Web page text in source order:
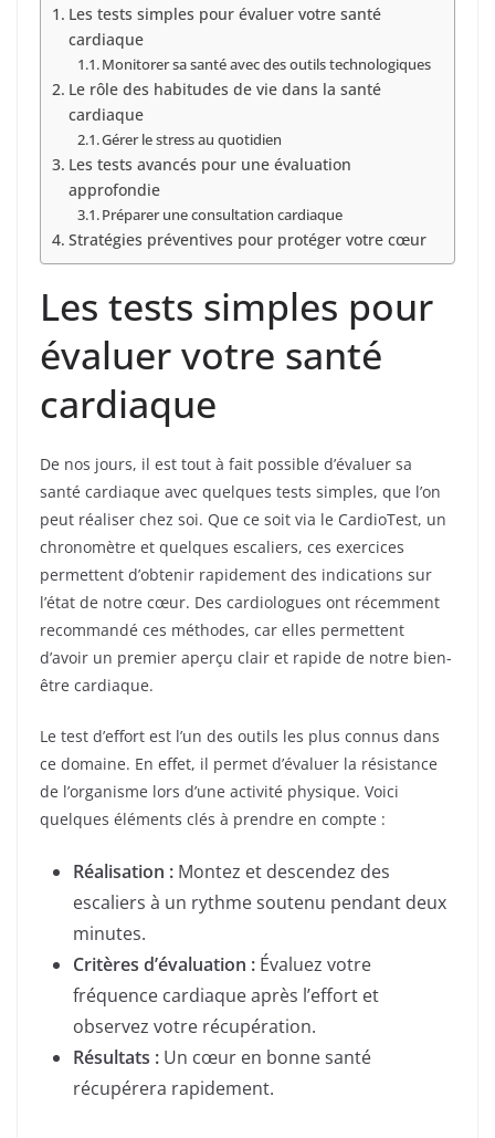
Les tests simples pour évaluer votre santé
cardiaque
Monitorer sa santé avec des outils technologiques
Le rôle des habitudes de vie dans la santé
cardiaque
Gérer le stress au quotidien
Les tests avancés pour une évaluation
approfondie
Préparer une consultation cardiaque
Stratégies préventives pour protéger votre cœur
Les tests simples pour
évaluer votre santé
cardiaque
De nos jours, il est tout à fait possible d’évaluer sa
santé cardiaque avec quelques tests simples, que l’on
peut réaliser chez soi. Que ce soit via le CardioTest, un
chronomètre et quelques escaliers, ces exercices
permettent d’obtenir rapidement des indications sur
l’état de notre cœur. Des cardiologues ont récemment
recommandé ces méthodes, car elles permettent
d’avoir un premier aperçu clair et rapide de notre bien-
être cardiaque.
Le test d’effort est l’un des outils les plus connus dans
ce domaine. En effet, il permet d’évaluer la résistance
de l’organisme lors d’une activité physique. Voici
quelques éléments clés à prendre en compte :
Réalisation : Montez et descendez des
escaliers à un rythme soutenu pendant deux
minutes.
Critères d’évaluation : Évaluez votre
fréquence cardiaque après l’effort et
observez votre récupération.
Résultats : Un cœur en bonne santé
récupérera rapidement.